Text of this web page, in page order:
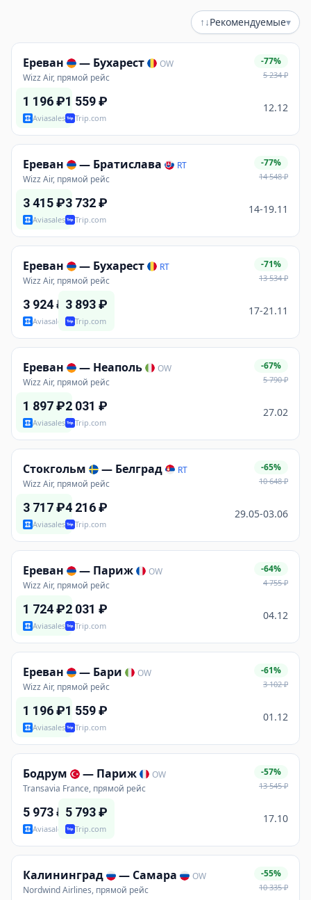
↑↓Рекомендуемые▾
Ереван — Бухарест
OW
Wizz Air, прямой рейс
-77%
5 234₽
1 196₽
Aviasales
1 559₽
Trip.com
12.12
Ереван — Братислава
RT
Wizz Air, прямой рейс
-77%
14 548₽
3 415₽
Aviasales
3 732₽
Trip.com
14-19.11
Ереван — Бухарест
RT
Wizz Air, прямой рейс
-71%
13 534₽
3 924₽
Aviasales
3 893₽
Trip.com
17-21.11
Ереван — Неаполь
OW
Wizz Air, прямой рейс
-67%
5 790₽
1 897₽
Aviasales
2 031 ₽
Trip.com
27.02
Стокгольм — Белград
RT
Wizz Air, прямой рейс
-65%
10 648₽
3 717₽
Aviasales
4 216₽
Trip.com
29.05-03.06
Ереван — Париж
OW
Wizz Air, прямой рейс
-64%
4 755₽
1 724₽
Aviasales
2 031 ₽
Trip.com
04.12
Ереван — Бари
OW
Wizz Air, прямой рейс
-61%
3 102₽
1 196₽
Aviasales
1 559₽
Trip.com
01.12
Бодрум — Париж
OW
Transavia France, прямой рейс
-57%
13 545₽
5 973₽
Aviasales
5 793₽
Trip.com
17.10
Калининград — Самара
OW
Nordwind Airlines, прямой рейс
-55%
10 335₽